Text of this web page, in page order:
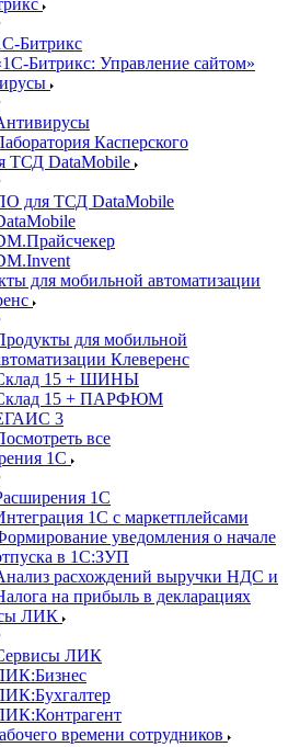
Битрикс
Битрикс: Управление сайтом»
Касперского
ТСД DataMobile
для ТСД DataMobile
для мобильной автоматизации
для мобильной
Клеверенс
15 + ШИНЫ
15 + ПАРФЮМ
3
все
1С
1С
1С с маркетплейсами
уведомления о начале
в 1С:ЗУП
расхождений выручки НДС и
на прибыль в декларациях
ЛИК
ЛИК
времени сотрудников